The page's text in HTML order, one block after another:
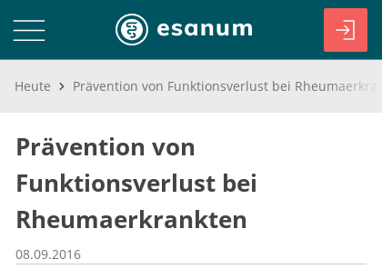
Heute
Prävention von
Funktionsverlust bei
Rheumaerkrankten
08.09.2016